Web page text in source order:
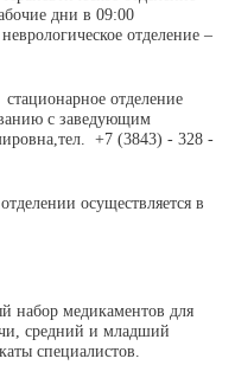
дни в 09:00
отделение –
отделение
с заведующим
,тел. +7 (3843) - 328 -
осуществляется в
набор медикаментов для
средний и младший
специалистов.